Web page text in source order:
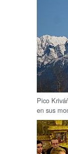
Pico
en sus